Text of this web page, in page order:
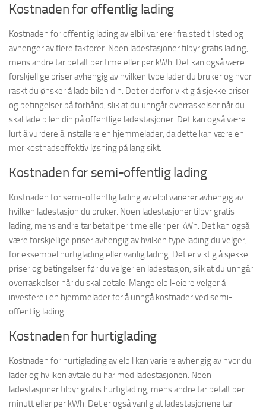
Kostnaden for offentlig lading
Kostnaden for offentlig lading av elbil varierer fra sted til sted og
avhenger av flere faktorer. Noen ladestasjoner tilbyr gratis lading,
mens andre tar betalt per time eller per kWh. Det kan også være
forskjellige priser avhengig av hvilken type lader du bruker og hvor
raskt du ønsker å lade bilen din. Det er derfor viktig å sjekke priser
og betingelser på forhånd, slik at du unngår overraskelser når du
skal lade bilen din på offentlige ladestasjoner. Det kan også være
lurt å vurdere å installere en hjemmelader, da dette kan være en
mer kostnadseffektiv løsning på lang sikt.
Kostnaden for semi-offentlig lading
Kostnaden for semi-offentlig lading av elbil varierer avhengig av
hvilken ladestasjon du bruker. Noen ladestasjoner tilbyr gratis
lading, mens andre tar betalt per time eller per kWh. Det kan også
være forskjellige priser avhengig av hvilken type lading du velger,
for eksempel hurtiglading eller vanlig lading. Det er viktig å sjekke
priser og betingelser før du velger en ladestasjon, slik at du unngår
overraskelser når du skal betale. Mange elbil-eiere velger å
investere i en hjemmelader for å unngå kostnader ved semi-
offentlig lading.
Kostnaden for hurtiglading
Kostnaden for hurtiglading av elbil kan variere avhengig av hvor du
lader og hvilken avtale du har med ladestasjonen. Noen
ladestasjoner tilbyr gratis hurtiglading, mens andre tar betalt per
minutt eller per kWh. Det er også vanlig at ladestasjonene tar